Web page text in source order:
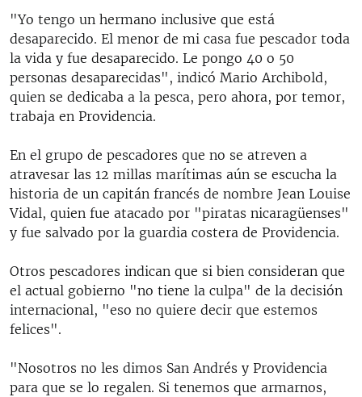
"Yo tengo un hermano inclusive que está
desaparecido. El menor de mi casa fue pescador toda
la vida y fue desaparecido. Le pongo 40 o 50
personas desaparecidas", indicó Mario Archibold,
quien se dedicaba a la pesca, pero ahora, por temor,
trabaja en Providencia.
En el grupo de pescadores que no se atreven a
atravesar las 12 millas marítimas aún se escucha la
historia de un capitán francés de nombre Jean Louise
Vidal, quien fue atacado por "piratas nicaragüenses"
y fue salvado por la guardia costera de Providencia.
Otros pescadores indican que si bien consideran que
el actual gobierno "no tiene la culpa" de la decisión
internacional, "eso no quiere decir que estemos
felices".
"Nosotros no les dimos San Andrés y Providencia
para que se lo regalen. Si tenemos que armarnos,